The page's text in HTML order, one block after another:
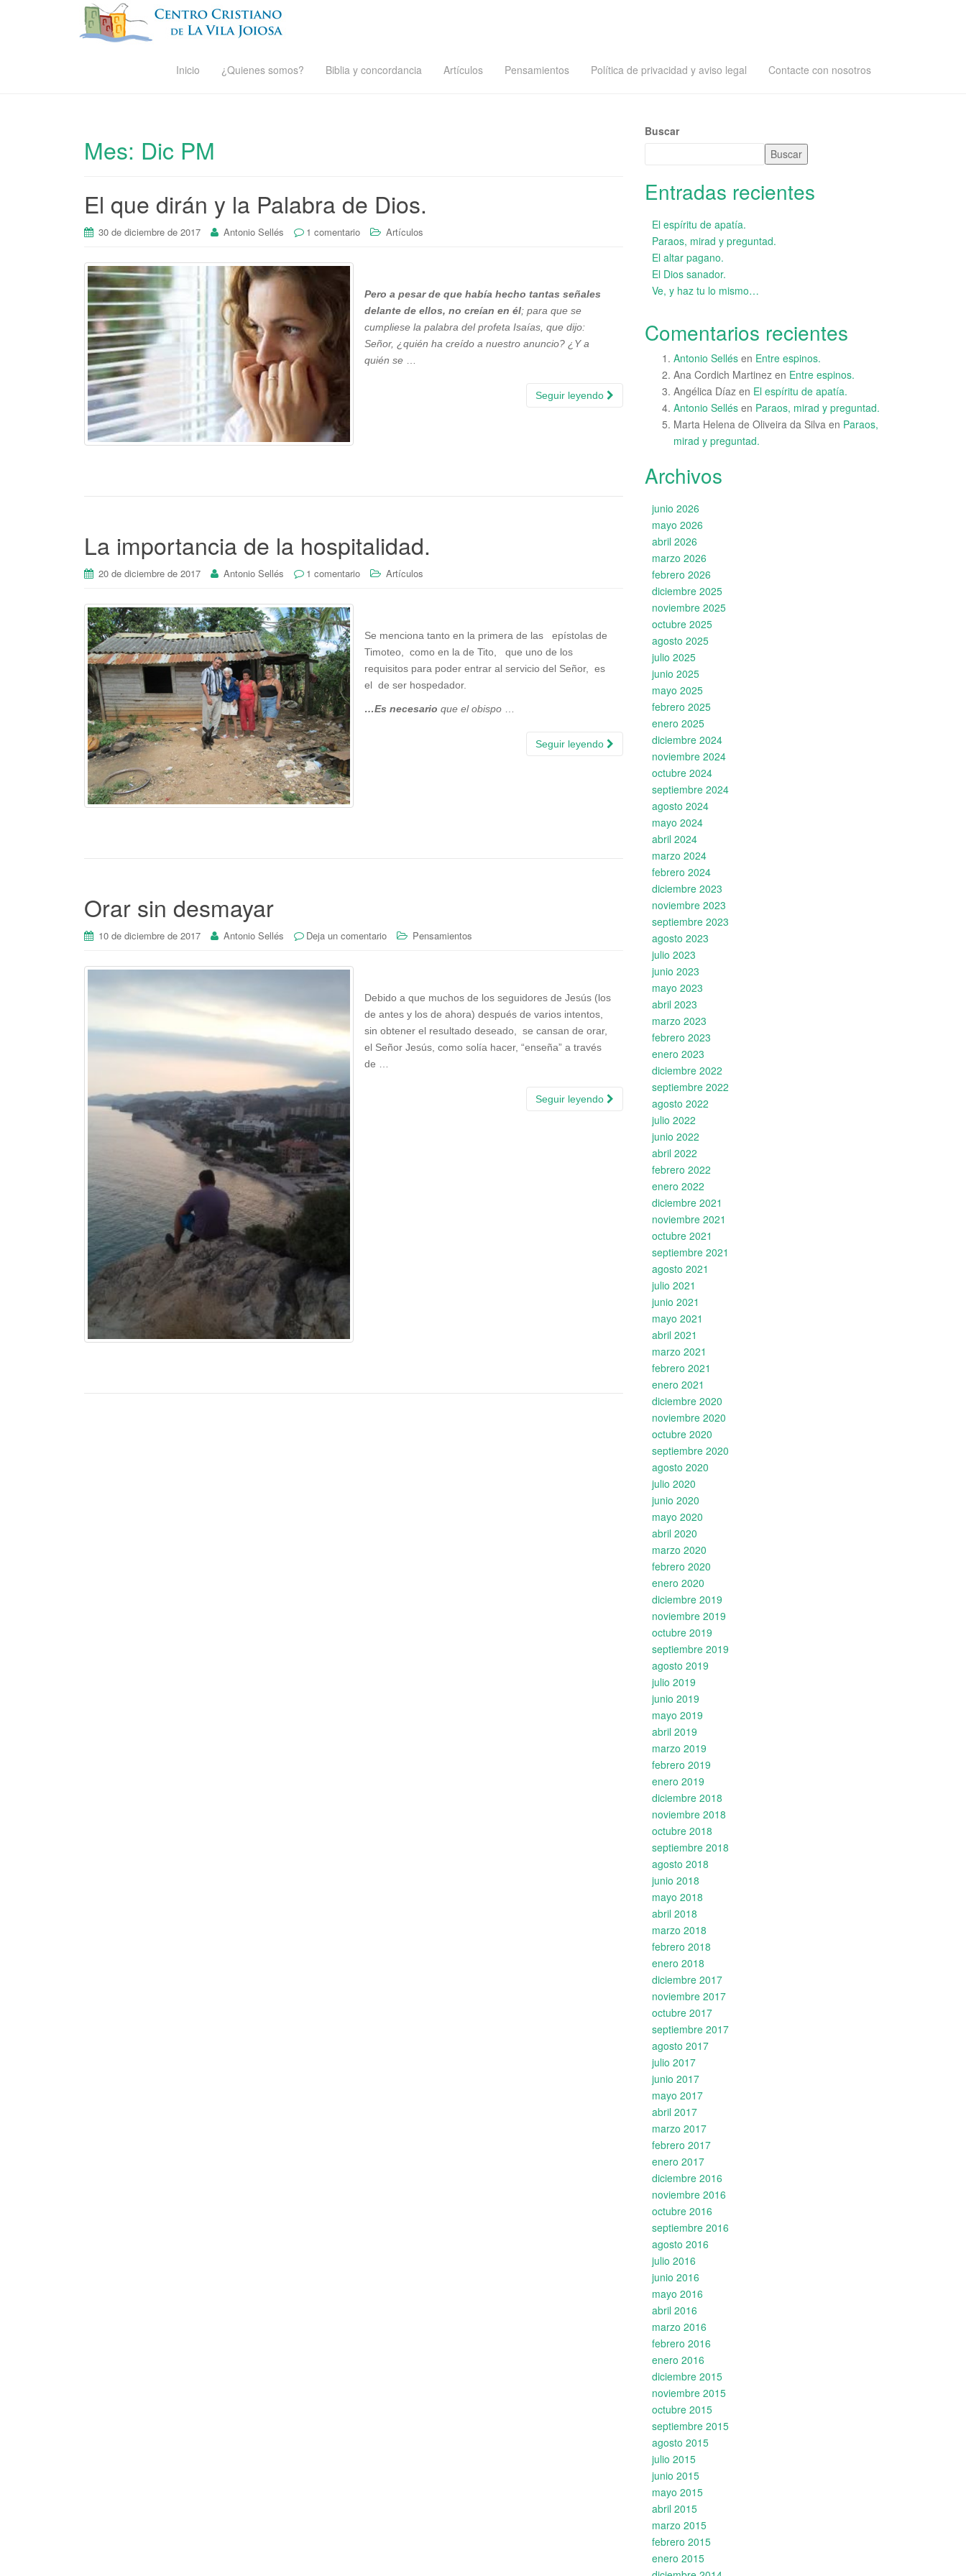
Inicio ¿Quienes somos? Biblia y concordancia Artículos Pensamientos Política de privacidad y aviso legal Contacte con nosotros
Mes: Dic PM
El que dirán y la Palabra de Dios.
30 de diciembre de 2017 Antonio Sellés 1 comentario Artículos
Pero a pesar de que había hecho tantas señales
delante de ellos, no creían en él; para que se
cumpliese la palabra del profeta Isaías, que dijo:
Señor, ¿quién ha creído a nuestro anuncio? ¿Y a
quién se
Seguir leyendo
La importancia de la hospitalidad.
20 de diciembre de 2017 Antonio Sellés 1 comentario Artículos
Se menciona tanto en la primera de las epístolas de
Timoteo, como en la de Tito, que uno de los
requisitos para poder entrar al servicio del Señor, es
el de ser hospedador.
…Es necesario que el obispo …
Seguir leyendo
Orar sin desmayar
10 de diciembre de 2017 Antonio Sellés Deja un comentario Pensamientos
Debido a que muchos de los seguidores de Jesús (los
de antes y los de ahora) después de varios intentos,
sin obtener el resultado deseado, se cansan de orar,
el Señor Jesús, como solía hacer, “enseña” a través
de …
Seguir leyendo
Buscar
Buscar
Entradas recientes
El espíritu de apatía.
Paraos, mirad y preguntad.
El altar pagano.
El Dios sanador.
Ve, y haz tu lo mismo…
Comentarios recientes
Antonio Sellés en Entre espinos.
Ana Cordich Martinez en Entre espinos.
Angélica Díaz en El espíritu de apatía.
Antonio Sellés en Paraos, mirad y preguntad.
Marta Helena de Oliveira da Silva en Paraos,
mirad y preguntad.
Archivos
junio 2026
mayo 2026
abril 2026
marzo 2026
febrero 2026
diciembre 2025
noviembre 2025
octubre 2025
agosto 2025
julio 2025
junio 2025
mayo 2025
febrero 2025
enero 2025
diciembre 2024
noviembre 2024
octubre 2024
septiembre 2024
agosto 2024
mayo 2024
abril 2024
marzo 2024
febrero 2024
diciembre 2023
noviembre 2023
septiembre 2023
agosto 2023
julio 2023
junio 2023
mayo 2023
abril 2023
marzo 2023
febrero 2023
enero 2023
diciembre 2022
septiembre 2022
agosto 2022
julio 2022
junio 2022
abril 2022
febrero 2022
enero 2022
diciembre 2021
noviembre 2021
octubre 2021
septiembre 2021
agosto 2021
julio 2021
junio 2021
mayo 2021
abril 2021
marzo 2021
febrero 2021
enero 2021
diciembre 2020
noviembre 2020
octubre 2020
septiembre 2020
agosto 2020
julio 2020
junio 2020
mayo 2020
abril 2020
marzo 2020
febrero 2020
enero 2020
diciembre 2019
noviembre 2019
octubre 2019
septiembre 2019
agosto 2019
julio 2019
junio 2019
mayo 2019
abril 2019
marzo 2019
febrero 2019
enero 2019
diciembre 2018
noviembre 2018
octubre 2018
septiembre 2018
agosto 2018
junio 2018
mayo 2018
abril 2018
marzo 2018
febrero 2018
enero 2018
diciembre 2017
noviembre 2017
octubre 2017
septiembre 2017
agosto 2017
julio 2017
junio 2017
mayo 2017
abril 2017
marzo 2017
febrero 2017
enero 2017
diciembre 2016
noviembre 2016
octubre 2016
septiembre 2016
agosto 2016
julio 2016
junio 2016
mayo 2016
abril 2016
marzo 2016
febrero 2016
enero 2016
diciembre 2015
noviembre 2015
octubre 2015
septiembre 2015
agosto 2015
julio 2015
junio 2015
mayo 2015
abril 2015
marzo 2015
febrero 2015
enero 2015